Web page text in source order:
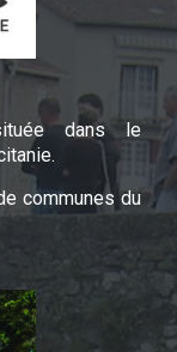
dans le
communes du